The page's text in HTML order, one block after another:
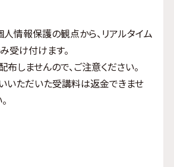
人情報保護の観点から、リアルタイム
受け付けます。
しませんので、ご注意ください。
いただいた受講料は返金できませ